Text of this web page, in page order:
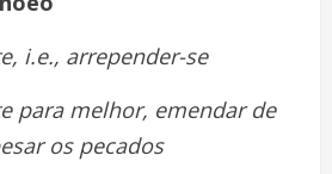
i.e., arrepender-se
para melhor, emendar de
os pecados